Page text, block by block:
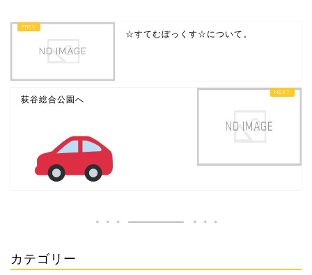
☆すてむぼっくす☆について。
荻谷総合公園へ
カテゴリー